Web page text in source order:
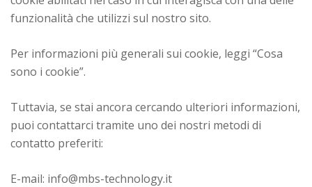
funzionalità che utilizzi sul nostro sito.
Per informazioni più generali sui cookie, leggi “Cosa
sono i cookie”.
Tuttavia, se stai ancora cercando ulteriori informazioni,
puoi contattarci tramite uno dei nostri metodi di
contatto preferiti:
E-mail: info@mbs-technology.it